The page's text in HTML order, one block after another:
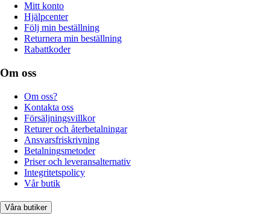
Mitt konto
Hjälpcenter
Följ min beställning
Returnera min beställning
Rabattkoder
Om oss
Om oss?
Kontakta oss
Försäljningsvillkor
Returer och återbetalningar
Ansvarsfriskrivning
Betalningsmetoder
Priser och leveransalternativ
Integritetspolicy
Vår butik
Våra butiker